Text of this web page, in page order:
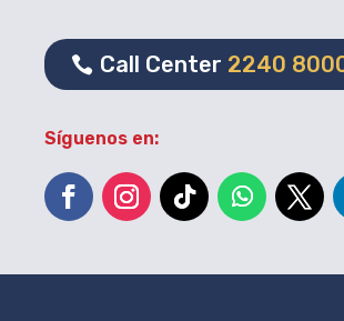
Call Center 2240
Síguenos en: